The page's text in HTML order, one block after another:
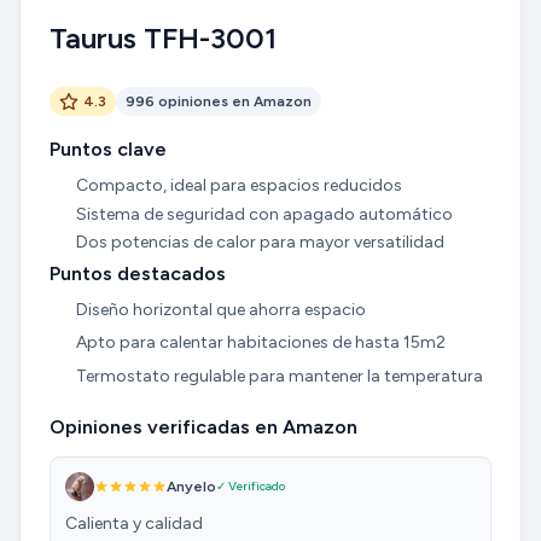
Taurus TFH-3001
4.3 996 opiniones en Amazon
Puntos clave
Compacto, ideal para espacios reducidos
Sistema de seguridad con apagado automático
Dos potencias de calor para mayor versatilidad
Puntos destacados
Diseño horizontal que ahorra espacio
Apto para calentar habitaciones de hasta 15m2
Termostato regulable para mantener la temperatura
Opiniones verificadas en Amazon
Anyelo✓ Verificado
Calienta y calidad